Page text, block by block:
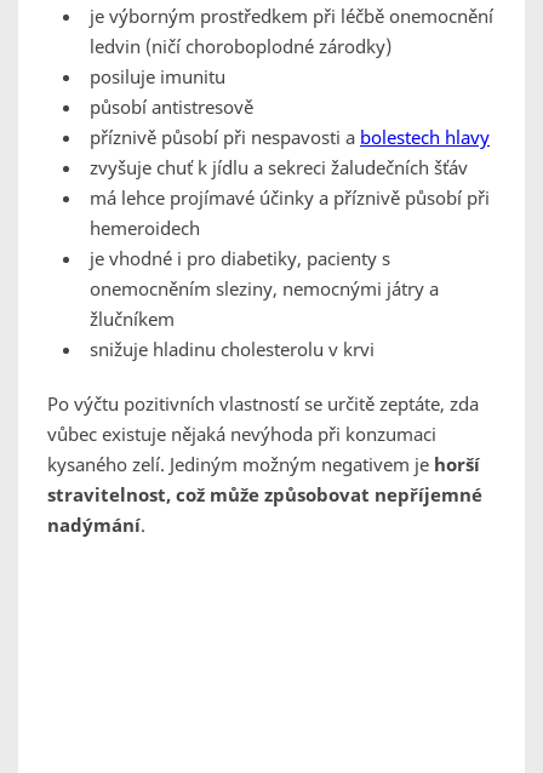
je výborným prostředkem při léčbě onemocnění
ledvin (ničí choroboplodné zárodky)
posiluje imunitu
působí antistresově
příznivě působí při nespavosti a bolestech hlavy
zvyšuje chuť k jídlu a sekreci žaludečních šťáv
má lehce projímavé účinky a příznivě působí při
hemeroidech
je vhodné i pro diabetiky, pacienty s
onemocněním sleziny, nemocnými játry a
žlučníkem
snižuje hladinu cholesterolu v krvi
Po výčtu pozitivních vlastností se určitě zeptáte, zda
vůbec existuje nějaká nevýhoda při konzumaci
kysaného zelí. Jediným možným negativem je horší
stravitelnost, což může způsobovat nepříjemné
nadýmání.